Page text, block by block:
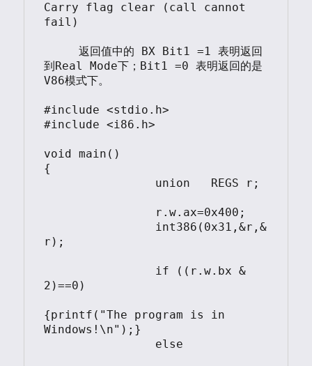
Carry flag clear (call cannot
fail)
     返回值中的 BX Bit1 =1 表明返回
到Real Mode下；Bit1 =0 表明返回的是
V86模式下。
#include <stdio.h>
#include <i86.h>
void main()
{
r);
2)==0)
{printf("The program is in
Windows!\n");}